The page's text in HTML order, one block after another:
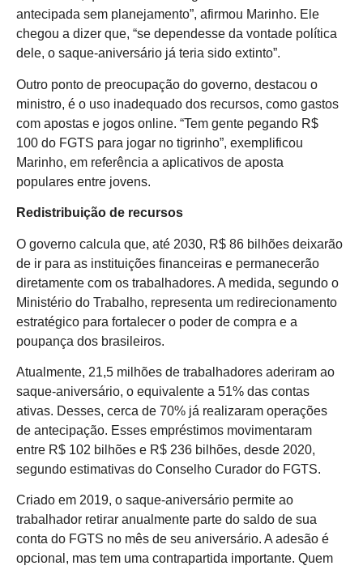
antecipada sem planejamento”, afirmou Marinho. Ele
chegou a dizer que, “se dependesse da vontade política
dele, o saque-aniversário já teria sido extinto”.
Outro ponto de preocupação do governo, destacou o
ministro, é o uso inadequado dos recursos, como gastos
com apostas e jogos online. “Tem gente pegando R$
100 do FGTS para jogar no tigrinho”, exemplificou
Marinho, em referência a aplicativos de aposta
populares entre jovens.
Redistribuição de recursos
O governo calcula que, até 2030, R$ 86 bilhões deixarão
de ir para as instituições financeiras e permanecerão
diretamente com os trabalhadores. A medida, segundo o
Ministério do Trabalho, representa um redirecionamento
estratégico para fortalecer o poder de compra e a
poupança dos brasileiros.
Atualmente, 21,5 milhões de trabalhadores aderiram ao
saque-aniversário, o equivalente a 51% das contas
ativas. Desses, cerca de 70% já realizaram operações
de antecipação. Esses empréstimos movimentaram
entre R$ 102 bilhões e R$ 236 bilhões, desde 2020,
segundo estimativas do Conselho Curador do FGTS.
Criado em 2019, o saque-aniversário permite ao
trabalhador retirar anualmente parte do saldo de sua
conta do FGTS no mês de seu aniversário. A adesão é
opcional, mas tem uma contrapartida importante. Quem